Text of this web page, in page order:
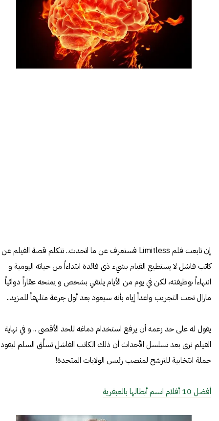
إن تابعت فلم Limitless فستعرف عن ما اتحدث.. تتكلم قصة الفيلم عن
كاتب فاشل لا يستطيع القيام بشيء ذي فائدة ابتداءاً من حياته اليومية و
انتهاءاً بوظيفته، لكن في يوم من الأيام يلتقي بشخص و يمنحه عقاراً دوائياً
مازال تحت التجريب واعداً إياه بأنه سيعود بعد أول جرعة متلهفاً للمزيد..
يقول له على حد زعمه أن يرفع استخدام دماغه للحد الأقصى .. و في نهاية
الفيلم نرى بعد تسلسل الأحداث أن ذلك الكاتب الفاشل تسلَّق السلم ليقود
حملة انتخابية للترشح لمنصب رئيس الولايات المتحدة!
أفضل 10 أفلام اتسم أبطالها بالعبقرية